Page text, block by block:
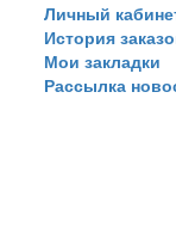
Личный
История
Мои закладки
Рассылка